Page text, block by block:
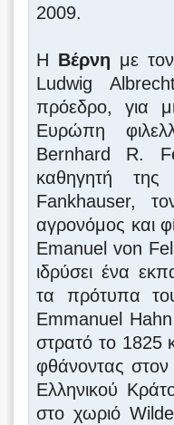
2009.
Η Βέρνη με
Ludwig
πρόεδρο, για
Ευρώπη
Bernhard R.
καθηγητή
Fankhauser,
αγρονόμος και
Emanuel von
ιδρύσει ένα
τα πρότυπα
Emmanuel
στρατό το 1825
φθάνοντας
Ελληνικού
στο χωριό